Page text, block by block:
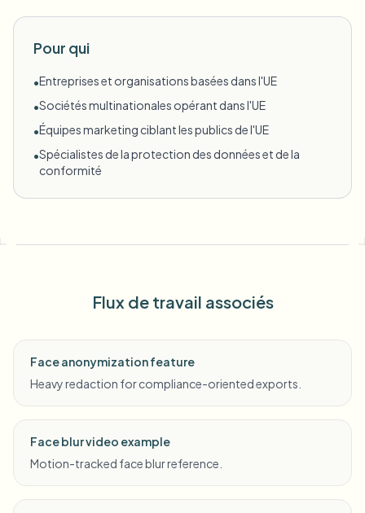
Pour qui
•Entreprises et organisations basées dans l'UE
•Sociétés multinationales opérant dans l'UE
•Équipes marketing ciblant les publics de l'UE
•Spécialistes de la protection des données et de la
conformité
Flux de travail associés
Face anonymization feature
Heavy redaction for compliance-oriented exports.
Face blur video example
Motion-tracked face blur reference.